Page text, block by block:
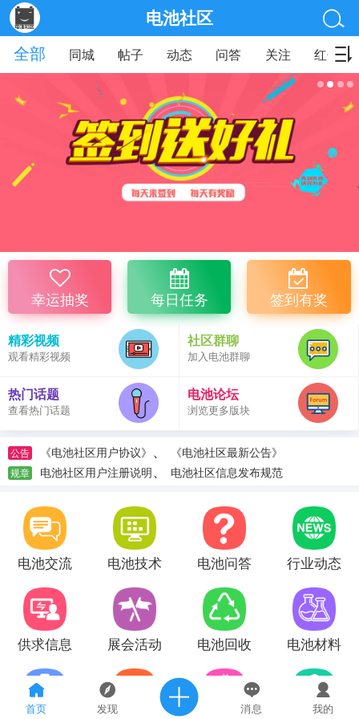
首页 发现 消息 我的
电池社区
全部
同城 帖子 动态 问答 关注 红包
幸运抽奖 每日任务 签到有奖
精彩视频
观看精彩视频
社区群聊
加入电池群聊
热门话题
查看热门话题
电池论坛
浏览更多版块
公告 《电池社区用户协议》 、 《电池社区最新公告》
规章 电池社区用户注册说明、 电池社区信息发布规范
电池交流 电池技术 电池问答 行业动态
供求信息 展会活动 电池回收 电池材料